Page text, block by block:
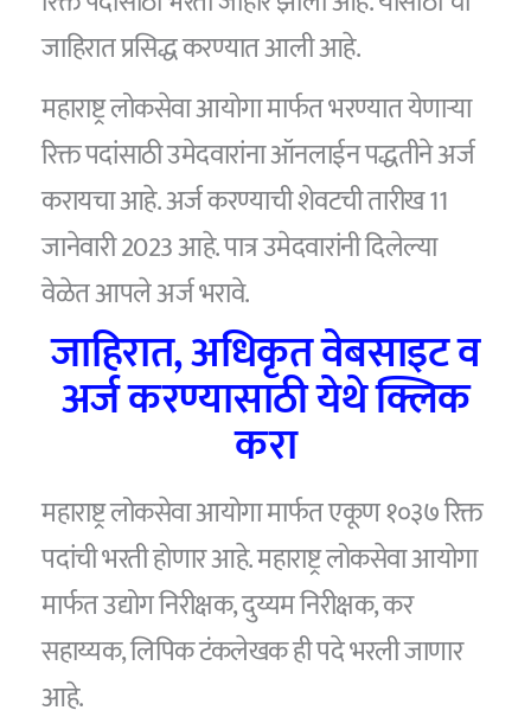
जाहिरात प्रसिद्ध करण्यात आली आहे.
महाराष्ट्र लोकसेवा आयोगा मार्फत भरण्यात येणाऱ्या
रिक्त पदांसाठी उमेदवारांना ऑनलाईन पद्धतीने अर्ज
करायचा आहे. अर्ज करण्याची शेवटची तारीख 11
जानेवारी 2023 आहे. पात्र उमेदवारांनी दिलेल्या
वेळेत आपले अर्ज भरावे.
जाहिरात, अधिकृत वेबसाइट व
अर्ज करण्यासाठी येथे क्लिक
करा
महाराष्ट्र लोकसेवा आयोगा मार्फत एकूण १०३७ रिक्त
पदांची भरती होणार आहे. महाराष्ट्र लोकसेवा आयोगा
मार्फत उद्योग निरीक्षक, दुय्यम निरीक्षक, कर
सहाय्यक, लिपिक टंकलेखक ही पदे भरली जाणार
आहे.